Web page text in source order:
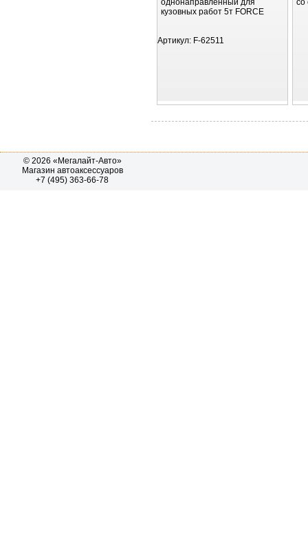
однонаправленный для
кузовных работ 5т FORCE
Артикул: F-62511
со
© 2026 «Мегалайт-Авто»
Магазин автоаксессуаров
+7 (495) 363-66-78